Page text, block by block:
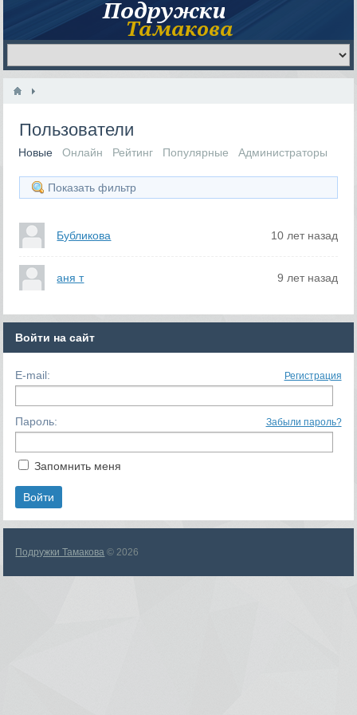
Пользователи
Новые Онлайн Рейтинг Популярные Администраторы
Показать фильтр
Бубликова 10 лет назад
аня т 9 лет назад
Войти на сайт
E-mail: Регистрация
Пароль: Забыли пароль?
Запомнить меня
Подружки Тамакова © 2026